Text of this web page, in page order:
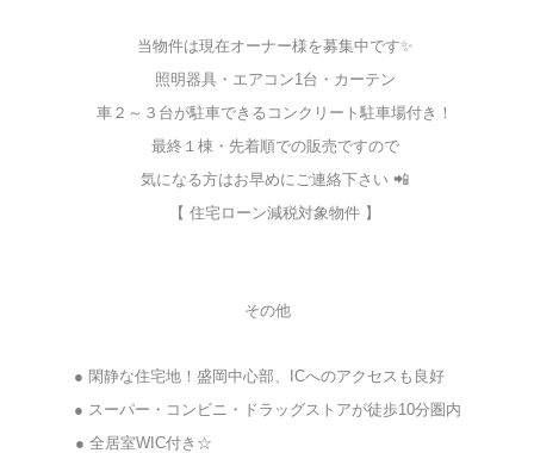
当物件は現在オーナー様を募集中です✨
照明器具・エアコン1台・カーテン
車２～３台が駐車できるコンクリート駐車場付き！
最終１棟・先着順での販売ですので
気になる方はお早めにご連絡下さい 📲
【 住宅ローン減税対象物件 】
その他
● 閑静な住宅地！盛岡中心部、ICへのアクセスも良好
● スーパー・コンビニ・ドラッグストアが徒歩10分圏内
● 全居室WIC付き☆